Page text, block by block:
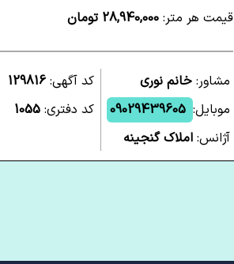
قیمت هر متر: 28,940,000 تومان
مشاور: خانم نوری
موبایل: 09029439605
آژانس: املاک گنجینه
کد آگهی: 129816
کد دفتری: 1055